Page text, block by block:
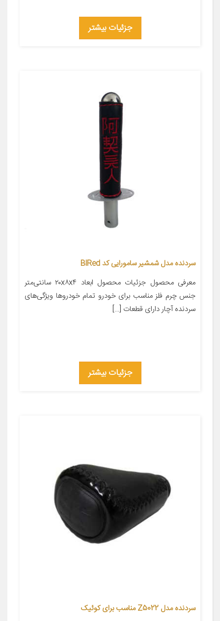
جزئیات بیشتر
سردنده مدل شمشیر سامورایی کد BlRed
معرفی محصول جزئیات محصول ابعاد ۲۰x۸x۴ سانتی‌متر
جنس چرم فلز مناسب برای خودرو تمام خودروها ویژگی‌های
سردنده آچار دارای قطعات […]
جزئیات بیشتر
سردنده مدل Z5022 مناسب برای کوئیک